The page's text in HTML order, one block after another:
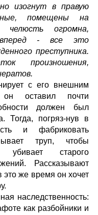
изогнут в правую
помещены на
челюсть огромна,
- все это
преступника.
произношения,
с его внешним
оставил почти
должен был
Тогда, погряз-нув в
и фабриковать
труп, чтобы
убивает старого
Рассказывают
это же время он хочет
наследственность:
как разбойники и